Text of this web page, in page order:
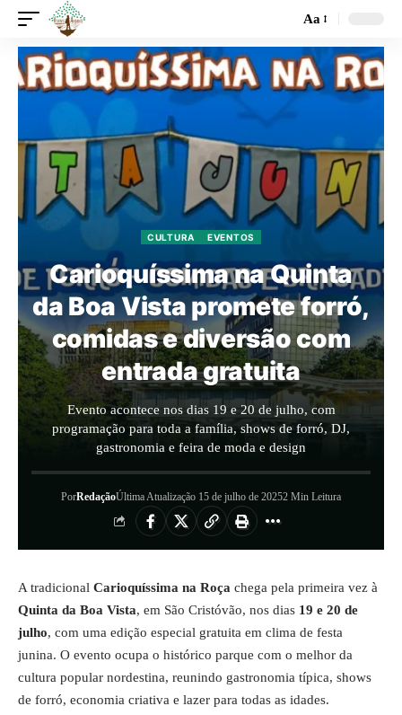
Aa
CULTURA EVENTOS
Carioquíssima na Quinta
da Boa Vista promete forró,
comidas e diversão com
entrada gratuita
Evento acontece nos dias 19 e 20 de julho, com
programação para toda a família, shows de forró, DJ,
gastronomia e feira de moda e design
PorRedaçãoÚltima Atualização 15 de julho de 20252 Min Leitura
A tradicional Carioquíssima na Roça chega pela primeira vez à
Quinta da Boa Vista, em São Cristóvão, nos dias 19 e 20 de
julho, com uma edição especial gratuita em clima de festa
junina. O evento ocupa o histórico parque com o melhor da
cultura popular nordestina, reunindo gastronomia típica, shows
de forró, economia criativa e lazer para todas as idades.